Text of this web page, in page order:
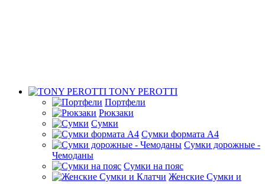
TONY PEROTTI
Портфели
Рюкзаки
Сумки
Сумки формата А4
Сумки дорожные -
Чемоданы
Сумки на пояс
Женские Сумки и